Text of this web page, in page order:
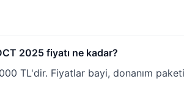
2025 fiyatı ne kadar?
TL'dir. Fiyatlar bayi, donanım